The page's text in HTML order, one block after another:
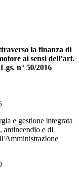
la finanza di
ai sensi dell’art.
n° 50/2016
e gestione integrata
antincendio e di